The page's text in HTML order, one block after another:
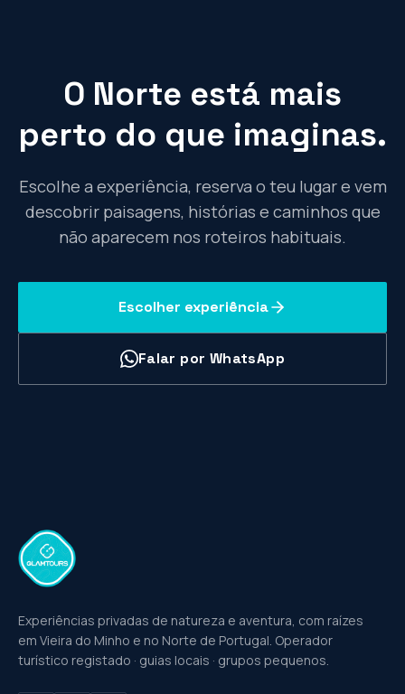
O Norte está mais
perto do que imaginas.
Escolhe a experiência, reserva o teu lugar e vem
descobrir paisagens, histórias e caminhos que
não aparecem nos roteiros habituais.
Escolher experiência
Falar por WhatsApp
Experiências privadas de natureza e aventura, com raízes
em Vieira do Minho e no Norte de Portugal. Operador
turístico registado · guias locais · grupos pequenos.